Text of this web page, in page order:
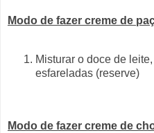
Modo de fazer creme de
Misturar o doce de
esfareladas (reserve)
Modo de fazer creme de